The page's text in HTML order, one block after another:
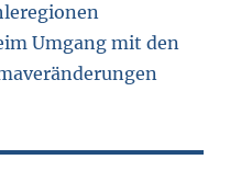
Umgang mit den